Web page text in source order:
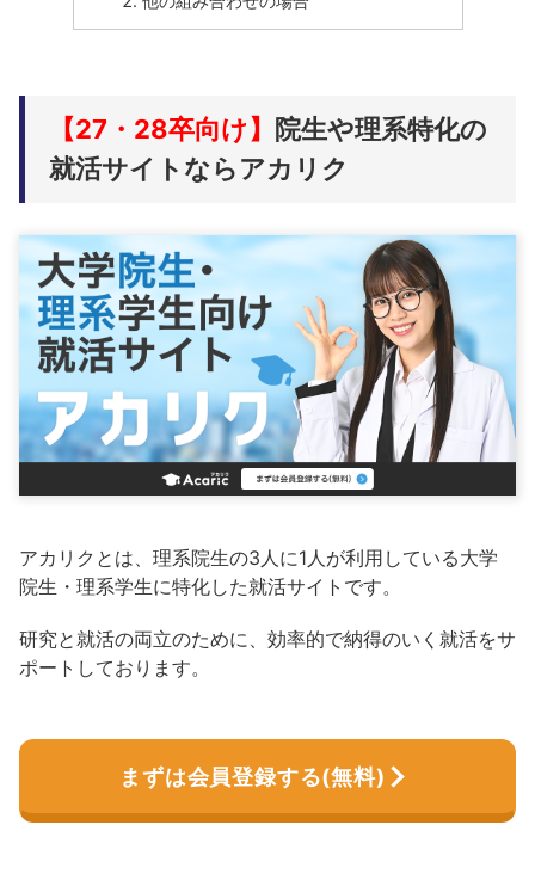
【27・28卒向け】
院生や理系特化の
就活サイトならアカリク
アカリクとは、理系院生の3人に1人が利用している大学
院生・理系学生に特化した就活サイトです。
研究と就活の両立のために、効率的で納得のいく就活をサ
ポートしております。
まずは会員登録する(無料)